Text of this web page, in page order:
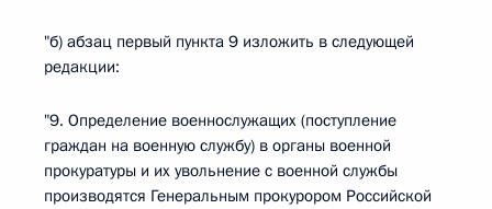
"б) абзац первый пункта 9 изложить в следующей
редакции:
"9. Определение военнослужащих (поступление
граждан на военную службу) в органы военной
прокуратуры и их увольнение с военной службы
производятся Генеральным прокурором Российской